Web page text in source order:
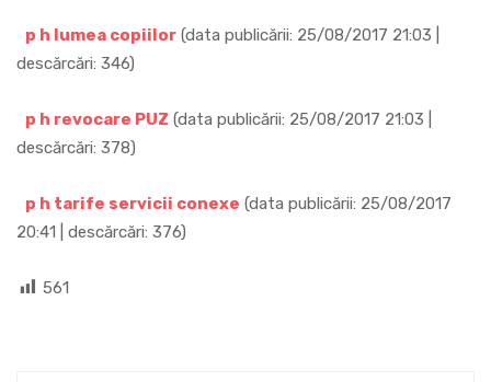
p h lumea copiilor (data publicării: 25/08/2017 21:03 |
descărcări: 346)
p h revocare PUZ (data publicării: 25/08/2017 21:03 |
descărcări: 378)
p h tarife servicii conexe (data publicării: 25/08/2017
20:41 | descărcări: 376)
561